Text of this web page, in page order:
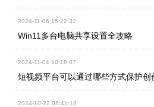
2024-11-06 15:22:32
Win11多台电脑共享设置全攻略
2024-11-04 10:18:07
短视频平台可以通过哪些方式保护创
2024-10-22 08:41:18